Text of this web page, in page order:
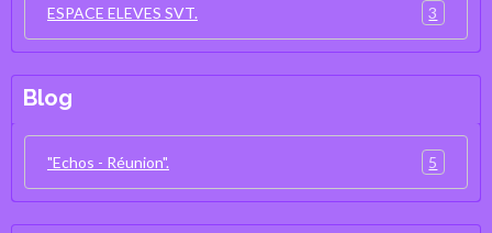
ESPACE ELEVES SVT. 3
Blog
"Echos - Réunion". 5